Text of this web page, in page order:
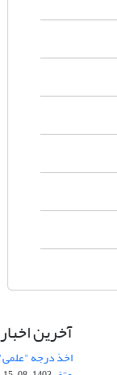
آخرین اخبار
اخذ درجه